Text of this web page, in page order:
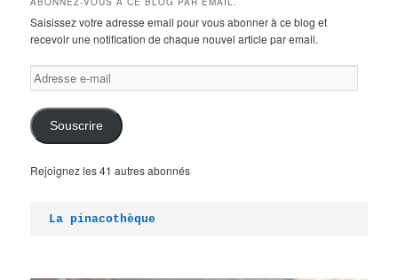
Saisissez votre adresse email pour vous abonner à ce blog et
recevoir une notification de chaque nouvel article par email.
Adresse
e-
mail
Souscrire
Rejoignez les 41 autres abonnés
La pinacothèque